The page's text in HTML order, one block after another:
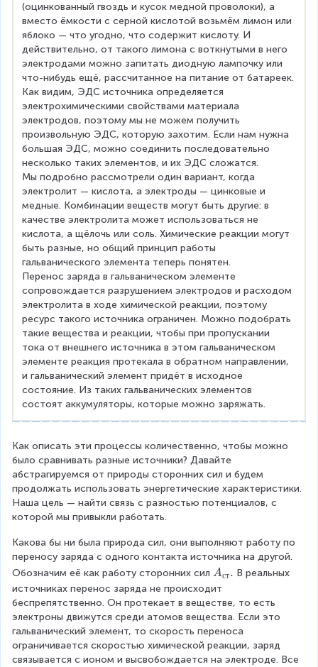
(оцинкованный гвоздь и кусок медной проволоки), а
вместо ёмкости с серной кислотой возьмём лимон или
яблоко — что угодно, что содержит кислоту. И
действительно, от такого лимона с воткнутыми в него
электродами можно запитать диодную лампочку или
что-нибудь ещё, рассчитанное на питание от батареек.
Как видим, ЭДС источника определяется
электрохимическими свойствами материала
электродов, поэтому мы не можем получить
произвольную ЭДС, которую захотим. Если нам нужна
большая ЭДС, можно соединить последовательно
несколько таких элементов, и их ЭДС сложатся.
Мы подробно рассмотрели один вариант, когда
электролит — кислота, а электроды — цинковые и
медные. Комбинации веществ могут быть другие: в
качестве электролита может использоваться не
кислота, а щёлочь или соль. Химические реакции могут
быть разные, но общий принцип работы
гальванического элемента теперь понятен.
Перенос заряда в гальваническом элементе
сопровождается разрушением электродов и расходом
электролита в ходе химической реакции, поэтому
ресурс такого источника ограничен. Можно подобрать
такие вещества и реакции, чтобы при пропускании
тока от внешнего источника в этом гальваническом
элементе реакция протекала в обратном направлении,
и гальванический элемент придёт в исходное
состояние. Из таких гальванических элементов
состоят аккумуляторы, которые можно заряжать.
Как описать эти процессы количественно, чтобы можно
было сравнивать разные источники? Давайте
абстрагируемся от природы сторонних сил и будем
продолжать использовать энергетические характеристики.
Наша цель — найти связь с разностью потенциалов, с
которой мы привыкли работать.
Какова бы ни была природа сил, они выполняют работу по
переносу заряда с одного контакта источника на другой.
Обозначим её как работу сторонних сил A
_
{
с
т
}
.
Aст. В реальных
источниках перенос заряда не происходит
беспрепятственно. Он протекает в веществе, то есть
электроны движутся среди атомов вещества. Если это
гальванический элемент, то скорость переноса
ограничивается скоростью химической реакции, заряд
связывается с ионом и высвобождается на электроде. Все